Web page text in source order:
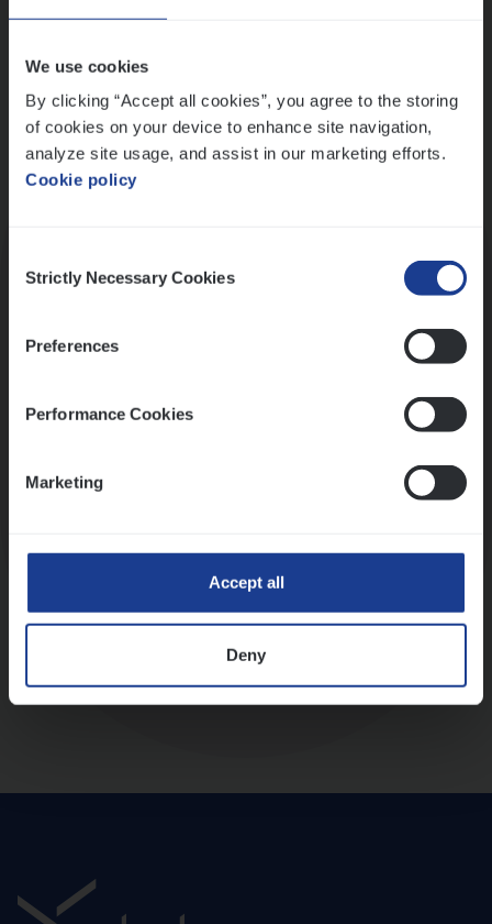
We use cookies
By clicking “Accept all cookies”, you agree to the storing
of cookies on your device to enhance site navigation,
analyze site usage, and assist in our marketing efforts.
Cookie policy
Selection
Strictly Necessary Cookies
Preferences
Performance Cookies
Marketing
Accept all
Deny